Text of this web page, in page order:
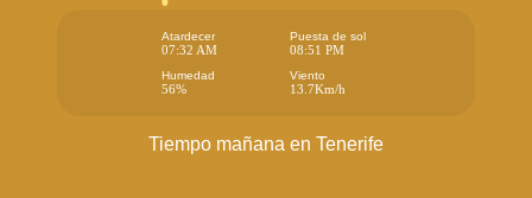
Atardecer
07:32 AM
Puesta de sol
08:51 PM
Humedad
56%
Viento
13.7Km/h
Tiempo mañana en Tenerife